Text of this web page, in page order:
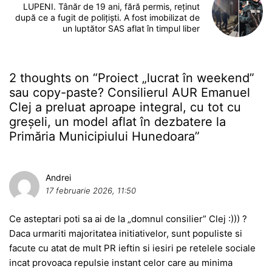
LUPENI. Tânăr de 19 ani, fără permis, reținut
după ce a fugit de polițiști. A fost imobilizat de
un luptător SAS aflat în timpul liber
2 thoughts on “Proiect „lucrat în weekend”
sau copy-paste? Consilierul AUR Emanuel
Clej a preluat aproape integral, cu tot cu
greșeli, un model aflat în dezbatere la
Primăria Municipiului Hunedoara”
Andrei
17 februarie 2026, 11:50
Ce asteptari poti sa ai de la „domnul consilier” Clej :))) ?
Daca urmariti majoritatea initiativelor, sunt populiste si
facute cu atat de mult PR ieftin si iesiri pe retelele sociale
incat provoaca repulsie instant celor care au minima